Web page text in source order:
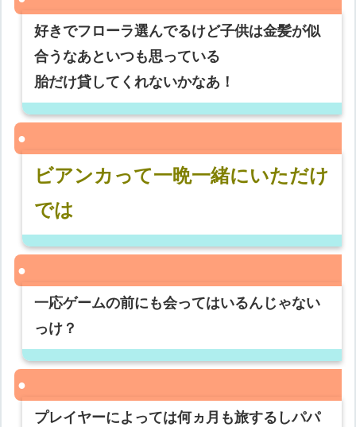
好きでフローラ選んでるけど子供は金髪が似
合うなあといつも思っている
胎だけ貸してくれないかなあ！
ビアンカって一晩一緒にいただけ
では
一応ゲームの前にも会ってはいるんじゃない
っけ？
プレイヤーによっては何ヵ月も旅するしパパ